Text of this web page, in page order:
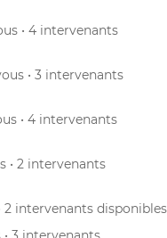
• 4 intervenants
• 3 intervenants
• 4 intervenants
• 2 intervenants
2 intervenants disponibles